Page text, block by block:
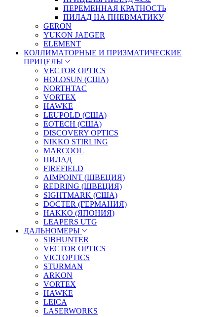
ПЕРЕМЕННАЯ КРАТНОСТЬ
ПИЛАД НА ПНЕВМАТИКУ
GERON
YUKON JAEGER
ELEMENT
КОЛЛИМАТОРНЫЕ И ПРИЗМАТИЧЕСКИЕ
ПРИЦЕЛЫ
VECTOR OPTICS
HOLOSUN (США)
NORTHTAC
VORTEX
HAWKE
LEUPOLD (США)
EOTECH (США)
DISCOVERY OPTICS
NIKKO STIRLING
MARCOOL
ПИЛАД
FIREFIELD
AIMPOINT (ШВЕЦИЯ)
REDRING (ШВЕЦИЯ)
SIGHTMARK (США)
DOCTER (ГЕРМАНИЯ)
HAKKO (ЯПОНИЯ)
LEAPERS UTG
ДАЛЬНОМЕРЫ
SIBHUNTER
VECTOR OPTICS
VICTOPTICS
STURMAN
ARKON
VORTEX
HAWKE
LEICA
LASERWORKS